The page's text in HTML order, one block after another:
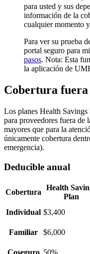
para usted y sus
información de la
cualquier momento
Para ver su prueba
portal seguro para
pasos. Nota: Esta
la aplicación de
Cobertura fuera
Los planes Health
para proveedores fuera de
mayores que para la
únicamente cobertura
emergencia).
Deducible anual
Cobertura
Health
Plan
Individual $3,400
Familiar $6,000